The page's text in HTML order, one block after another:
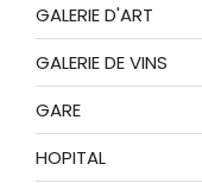
GALERIE D'ART
GALERIE DE VINS
GARE
HOPITAL